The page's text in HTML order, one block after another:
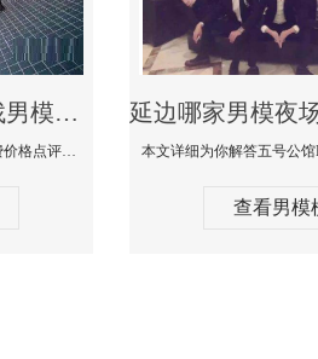
延边那个KTV酒吧找男模帅哥男妓多-普罗旺斯KTV真实口碑点评
本文详细为你解答普罗旺斯消费价格点评，更多关于那个KTV酒吧找男模帅哥最多免费咨询1333 867 6881微信同步！
查看男模